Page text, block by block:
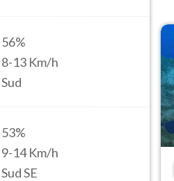
56%
8-13 Km/h
Sud
53%
9-14Km/h
Sud SE